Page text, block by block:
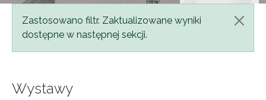
Komunikat
Zastosowano filtr. Zaktualizowane wyniki
dostępne w następnej sekcji.
Wystawy